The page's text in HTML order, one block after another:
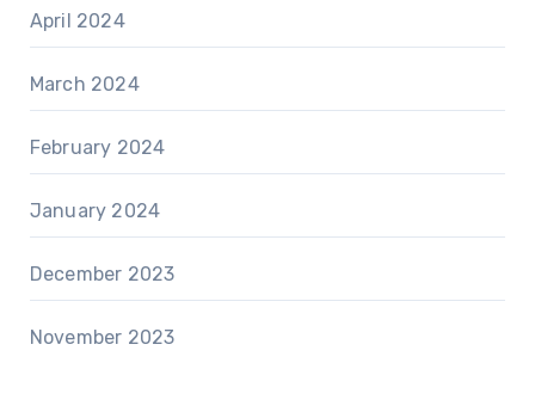
April 2024
March 2024
February 2024
January 2024
December 2023
November 2023